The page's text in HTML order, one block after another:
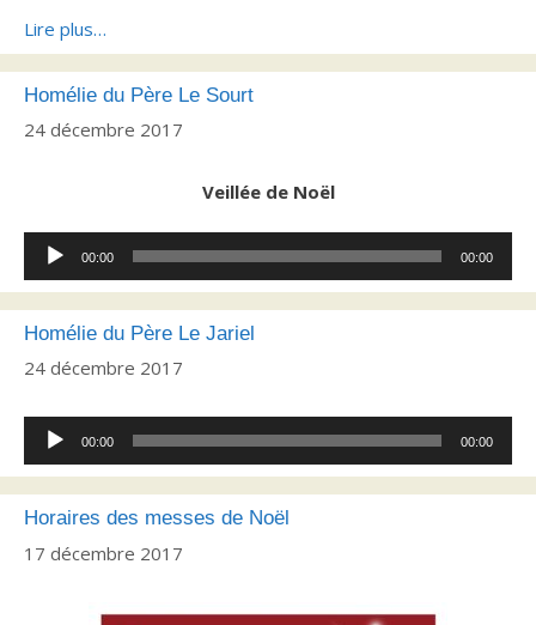
Lire plus…
Homélie du Père Le Sourt
24 décembre 2017
Veillée de Noël
Lecteur
audio
00:00 00:00
Homélie du Père Le Jariel
24 décembre 2017
Lecteur
audio
00:00 00:00
Horaires des messes de Noël
17 décembre 2017